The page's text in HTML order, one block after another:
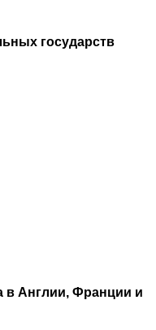
государств
в Англии, Франции и